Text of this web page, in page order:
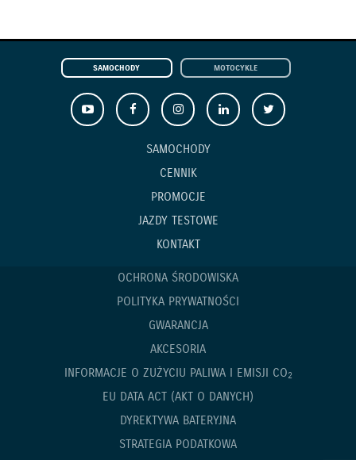
SAMOCHODY MOTOCYKLE
SAMOCHODY
CENNIK
PROMOCJE
JAZDY TESTOWE
KONTAKT
OCHRONA ŚRODOWISKA
POLITYKA PRYWATNOŚCI
GWARANCJA
AKCESORIA
INFORMACJE O ZUŻYCIU PALIWA I EMISJI CO2
EU DATA ACT (AKT O DANYCH)
DYREKTYWA BATERYJNA
STRATEGIA PODATKOWA